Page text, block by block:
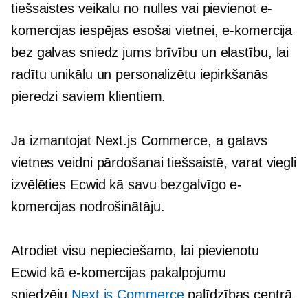
tiešsaistes veikalu no nulles vai pievienot e-
komercijas iespējas esošai vietnei, e-komercija
bez galvas sniedz jums brīvību un elastību, lai
radītu unikālu un personalizētu iepirkšanās
pieredzi saviem klientiem.
Ja izmantojat Next.js Commerce, a gatavs
vietnes veidni pārdošanai tiešsaistē, varat viegli
izvēlēties Ecwid kā savu bezgalvīgo e-
komercijas nodrošinātāju.
Atrodiet visu nepieciešamo, lai pievienotu
Ecwid kā e-komercijas pakalpojumu
sniedzēju Next.js Commercepalīdzības centrā.